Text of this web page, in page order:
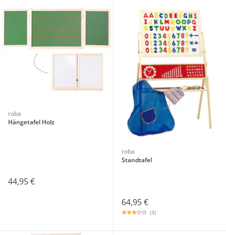
roba
Hängetafel Holz
44,95 €
roba
Standtafel
64,95 €
(3)